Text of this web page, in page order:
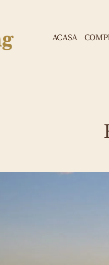
ACASA